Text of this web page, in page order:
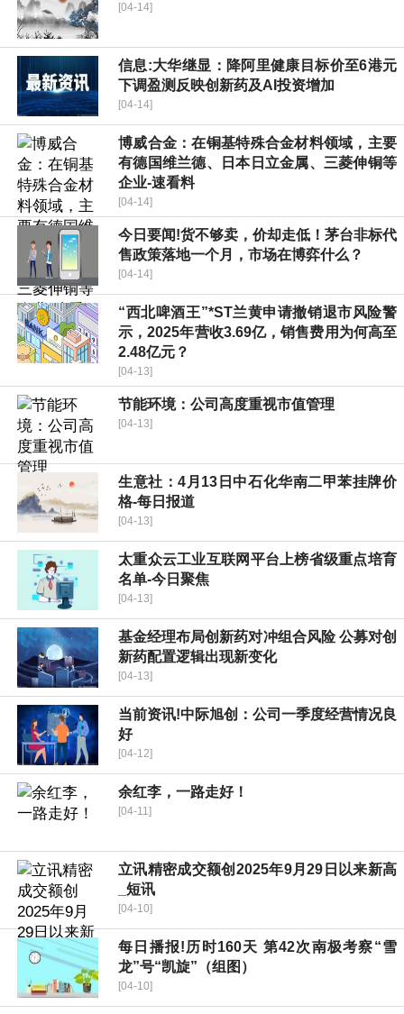
[04-14]
信息:大华继显：降阿里健康目标价至6港元
下调盈测反映创新药及AI投资增加
[04-14]
博威合金：在铜基特殊合金材料领域，主要
有德国维兰德、日本日立金属、三菱伸铜等
企业-速看料
[04-14]
今日要闻!货不够卖，价却走低！茅台非标代
售政策落地一个月，市场在博弈什么？
[04-14]
“西北啤酒王”*ST兰黄申请撤销退市风险警
示，2025年营收3.69亿，销售费用为何高至
2.48亿元？
[04-13]
节能环境：公司高度重视市值管理
[04-13]
生意社：4月13日中石化华南二甲苯挂牌价
格-每日报道
[04-13]
太重众云工业互联网平台上榜省级重点培育
名单-今日聚焦
[04-13]
基金经理布局创新药对冲组合风险 公募对创
新药配置逻辑出现新变化
[04-13]
当前资讯!中际旭创：公司一季度经营情况良
好
[04-12]
余红李，一路走好！
[04-11]
立讯精密成交额创2025年9月29日以来新高
_短讯
[04-10]
每日播报!历时160天 第42次南极考察“雪
龙”号“凯旋”（组图）
[04-10]